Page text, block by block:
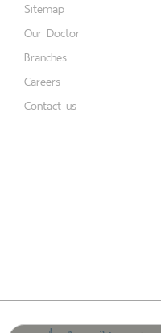
Sitemap
Our Doctor
Branches
Careers
Contact us